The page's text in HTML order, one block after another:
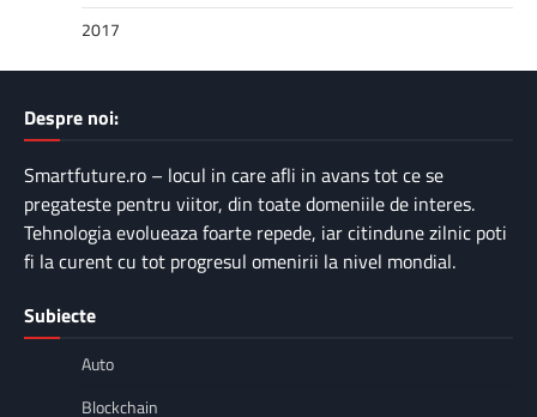
2017
Despre noi:
Smartfuture.ro – locul in care afli in avans tot ce se
pregateste pentru viitor, din toate domeniile de interes.
Tehnologia evolueaza foarte repede, iar citindune zilnic poti
fi la curent cu tot progresul omenirii la nivel mondial.
Subiecte
Auto
Blockchain